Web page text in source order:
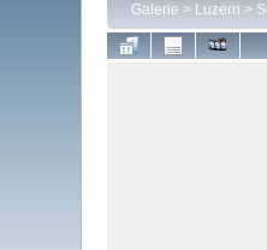
Galerie > Luzern >